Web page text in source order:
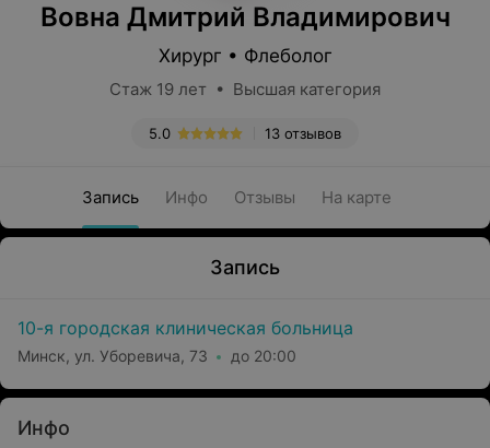
Вовна Дмитрий Владимирович
Хирург • Флеболог
Стаж 19 лет • Высшая категория
13 отзывов
5.0
Запись Инфо Отзывы На карте
Запись
10-я городская клиническая больница
Минск, ул. Уборевича, 73 до 20:00
Инфо